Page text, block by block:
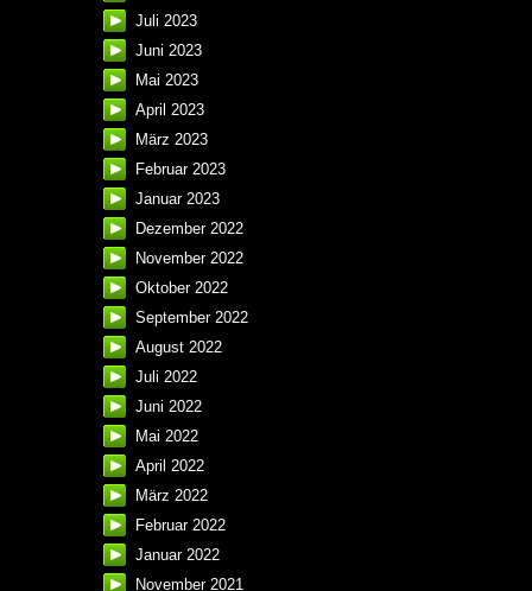
Juli 2023
Juni 2023
Mai 2023
April 2023
März 2023
Februar 2023
Januar 2023
Dezember 2022
November 2022
Oktober 2022
September 2022
August 2022
Juli 2022
Juni 2022
Mai 2022
April 2022
März 2022
Februar 2022
Januar 2022
November 2021